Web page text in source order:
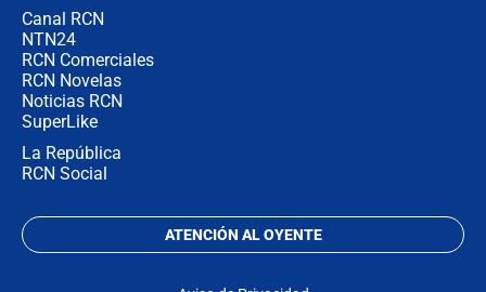
Canal RCN
NTN24
RCN Comerciales
RCN Novelas
Noticias RCN
SuperLike
La República
RCN Social
ATENCIÓN AL OYENTE